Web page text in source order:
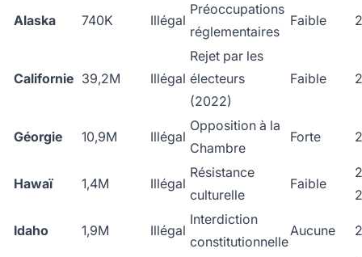
Alaska 740K Illégal
Préoccupations
réglementaires
Faible
Californie 39,2M Illégal
Rejet par les
électeurs
(2022)
Faible
Géorgie 10,9M Illégal
Opposition à la
Chambre
Forte
Hawaï 1,4M Illégal
Résistance
culturelle
Faible
Idaho 1,9M Illégal
Interdiction
constitutionnelle
Aucune